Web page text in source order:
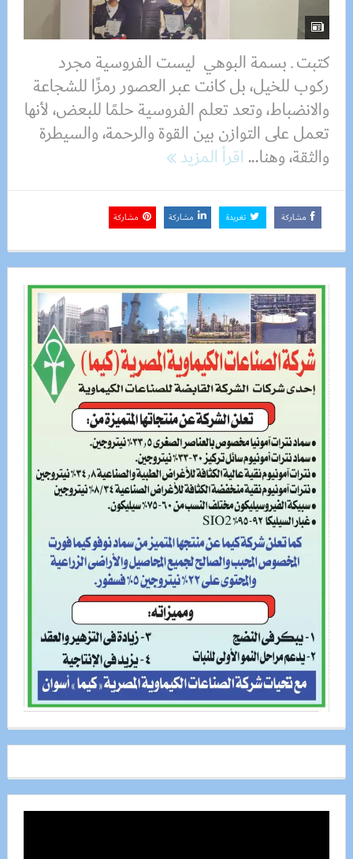
كتبت ـ بسمة البوهي ليست الفروسية مجرد
ركوب للخيل، بل كانت عبر العصور رمزًا للشجاعة
والانضباط، وتعد تعلم الفروسية حلمًا للبعض، لأنها
تعمل على التوازن بين القوة والرحمة، والسيطرة
والثقة، وهنا...اقرأ المزيد
مشاركة تغريدة مشاركة مشاركة